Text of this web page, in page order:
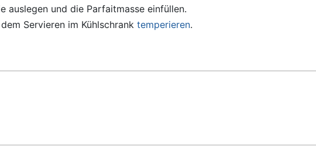
auslegen und die Parfaitmasse einfüllen.
Servieren im Kühlschrank temperieren.